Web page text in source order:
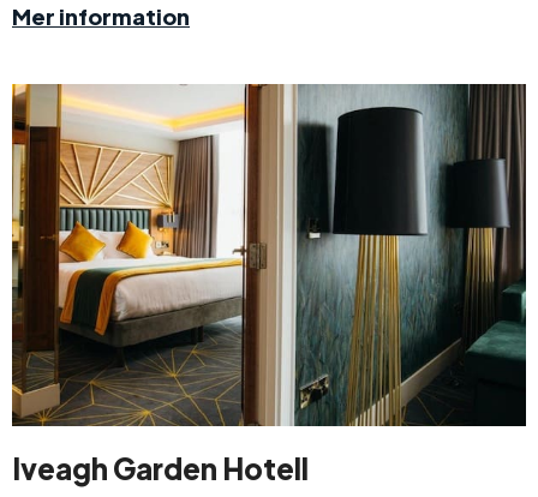
Mer information
Iveagh Garden Hotell